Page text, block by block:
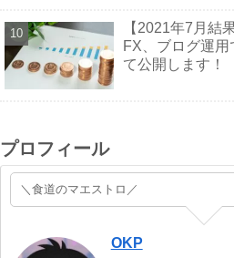
【2021年7月結
FX、ブログ運
て公開します！
プロフィール
＼食道のマエストロ／
OKP